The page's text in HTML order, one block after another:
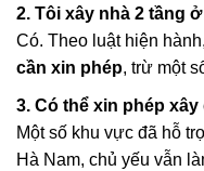
2. Tôi xây nhà 2 tầng
Có. Theo luật hiện hành,
cần xin phép, trừ một
3. Có thể xin phép
Một số khu vực đã hỗ
Hà Nam, chủ yếu vẫn